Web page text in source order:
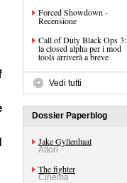
Forced Showdown -
Recensione
Call of Duty Black Ops 3:
la closed alpha per i mod
tools arriverà a breve
Vedi tutti
Dossier Paperblog
Jake Gyllenhaal
Attori
The fighter
Cinema